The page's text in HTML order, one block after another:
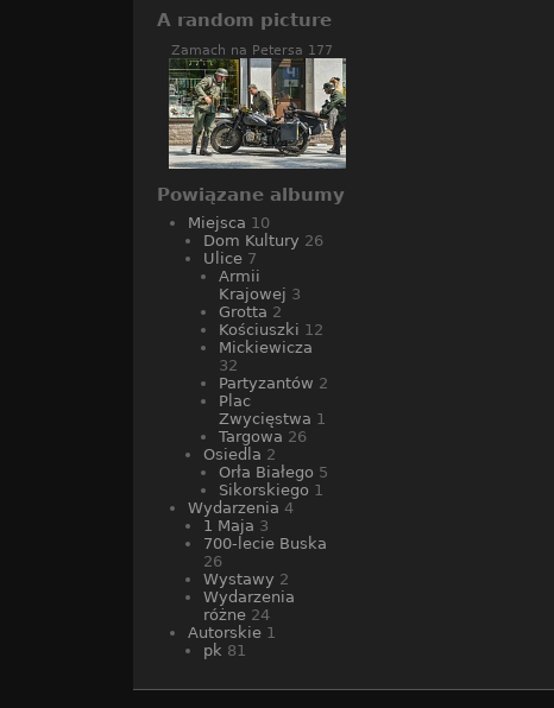
A random picture
Zamach na Petersa 177
Powiązane albumy
Miejsca 10
Dom Kultury 26
Ulice 7
Armii
Krajowej 3
Grotta 2
Kościuszki 12
Mickiewicza
32
Partyzantów 2
Plac
Zwycięstwa 1
Targowa 26
Osiedla 2
Orła Białego 5
Sikorskiego 1
Wydarzenia 4
1 Maja 3
700-lecie Buska
26
Wystawy 2
Wydarzenia
różne 24
Autorskie 1
pk 81